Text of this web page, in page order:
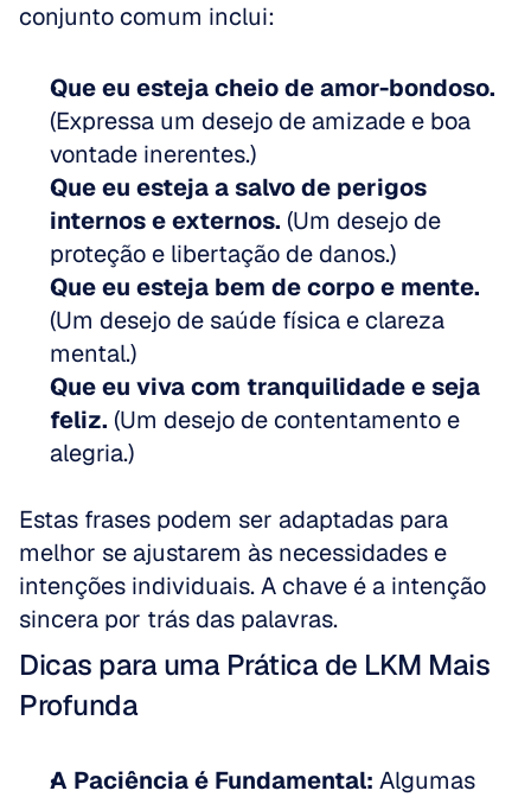
conjunto comum inclui:
Que eu esteja cheio de amor-bondoso.
(Expressa um desejo de amizade e boa
vontade inerentes.)
Que eu esteja a salvo de perigos
internos e externos. (Um desejo de
proteção e libertação de danos.)
Que eu esteja bem de corpo e mente.
(Um desejo de saúde física e clareza
mental.)
Que eu viva com tranquilidade e seja
feliz. (Um desejo de contentamento e
alegria.)
Estas frases podem ser adaptadas para
melhor se ajustarem às necessidades e
intenções individuais. A chave é a intenção
sincera por trás das palavras.
Dicas para uma Prática de LKM Mais
Profunda
A Paciência é Fundamental: Algumas